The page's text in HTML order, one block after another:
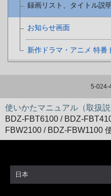
録画リスト、タイトル説
お知らせ画面
新作ドラマ・アニメ 特番
5-024-
使いかたマニュアル（取扱説
BDZ-FBT6100 / BDZ-
FBW2100 / BDZ-FBW1100
日本